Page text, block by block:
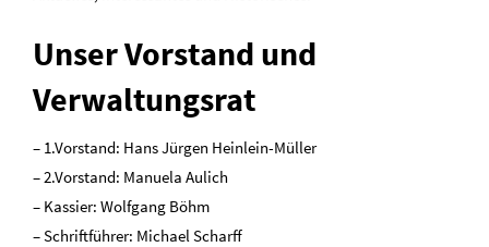
Unser Vorstand und
Verwaltungsrat
– 1.Vorstand: Hans Jürgen Heinlein-Müller
– 2.Vorstand: Manuela Aulich
– Kassier: Wolfgang Böhm
– Schriftführer: Michael Scharff